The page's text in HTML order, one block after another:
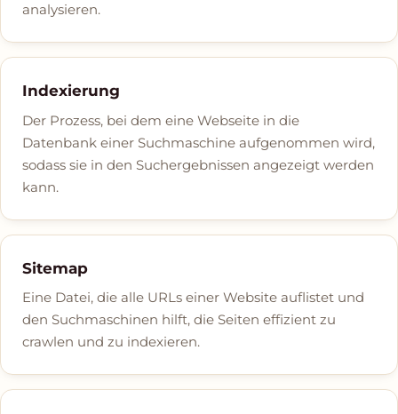
analysieren.
Indexierung
Der Prozess, bei dem eine Webseite in die
Datenbank einer Suchmaschine aufgenommen wird,
sodass sie in den Suchergebnissen angezeigt werden
kann.
Sitemap
Eine Datei, die alle URLs einer Website auflistet und
den Suchmaschinen hilft, die Seiten effizient zu
crawlen und zu indexieren.